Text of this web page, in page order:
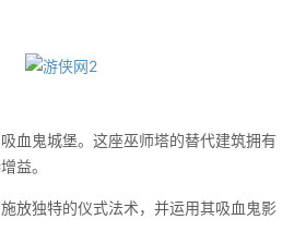
鬼城堡。这座巫师塔的替代建筑拥有
益。
独特的仪式法术，并运用其吸血鬼影